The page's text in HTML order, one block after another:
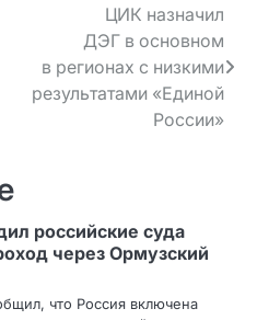
ЦИК назначил
ДЭГ в основном
в регионах с низкими
результатами «Единой
России»
российские суда
через Ормузский
что Россия включена